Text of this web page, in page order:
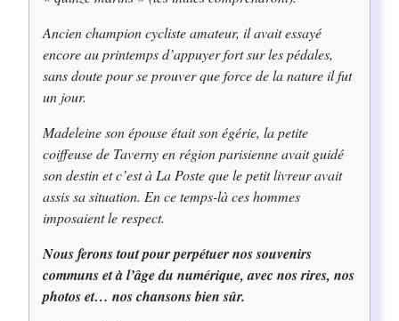
Ancien champion cycliste amateur, il avait essayé
encore au printemps d’appuyer fort sur les pédales,
sans doute pour se prouver que force de la nature il fut
un jour.
Madeleine son épouse était son égérie, la petite
coiffeuse de Taverny en région parisienne avait guidé
son destin et c’est à La Poste que le petit livreur avait
assis sa situation. En ce temps-là ces hommes
imposaient le respect.
Nous ferons tout pour perpétuer nos souvenirs
communs et à l’âge du numérique, avec nos rires, nos
photos et… nos chansons bien sûr.